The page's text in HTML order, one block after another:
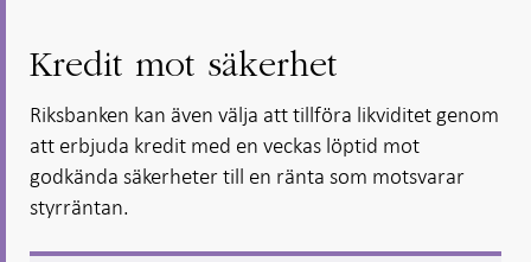
Kredit mot säkerhet
Riksbanken kan även välja att tillföra likviditet genom
att erbjuda kredit med en veckas löptid mot
godkända säkerheter till en ränta som motsvarar
styrräntan.